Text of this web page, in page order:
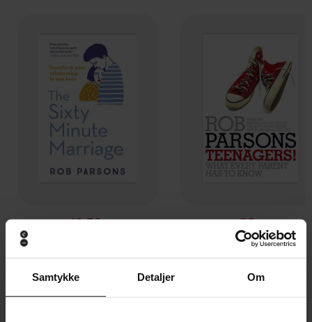
Samtykke Detaljer Om
41,50,-
The Sixty Minute Marriage
Rob Parsons
EBOK
39,-
Teenagers!
Rob Parsons
EBOK